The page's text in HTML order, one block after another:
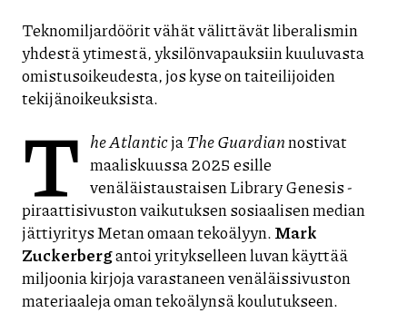
Teknomiljardöörit vähät välittävät liberalismin
yhdestä ytimestä, yksilönvapauksiin kuuluvasta
omistusoikeudesta, jos kyse on taiteilijoiden
tekijänoikeuksista.
T he AtlanticjaThe Guardiannostivat
maaliskuussa 2025 esille
venäläistaustaisen Library Genesis -
piraattisivuston vaikutuksen sosiaalisen median
jättiyritys Metan omaan tekoälyyn.Mark
Zuckerbergantoi yritykselleen luvan käyttää
miljoonia kirjoja varastaneen venäläissivuston
materiaaleja oman tekoälynsä koulutukseen.